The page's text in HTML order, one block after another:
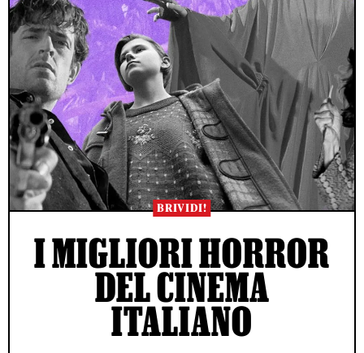
BRIVIDI!
I MIGLIORI HORROR
DEL CINEMA
ITALIANO